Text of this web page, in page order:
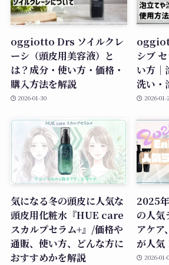
oggiotto Drs ソイルクレ
ーシ（頭皮用美容液）と
は？成分・使い方・価格・
購入方法を解説
2026-01-30
シブ
い方｜
洗い・
2026-01-
気になる冬の頭皮に人気な
頭皮用化粧水『HUE care
スカルプセラム+』/価格や
通販、使い方、どんな方に
おすすめかを解説
2025
の人気
アケア
が人気
2026-01-